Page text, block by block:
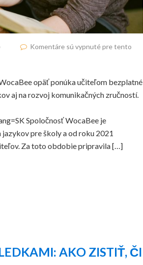
Komentáre sú vypnuté pre tento
opäť ponúka učiteľom bezplatné
aj na rozvoj komunikačných zručností.
Spoločnosť WocaBee je
pre školy a od roku 2021
Za toto obdobie pripravila […]
AKO ZISTIŤ, ČI